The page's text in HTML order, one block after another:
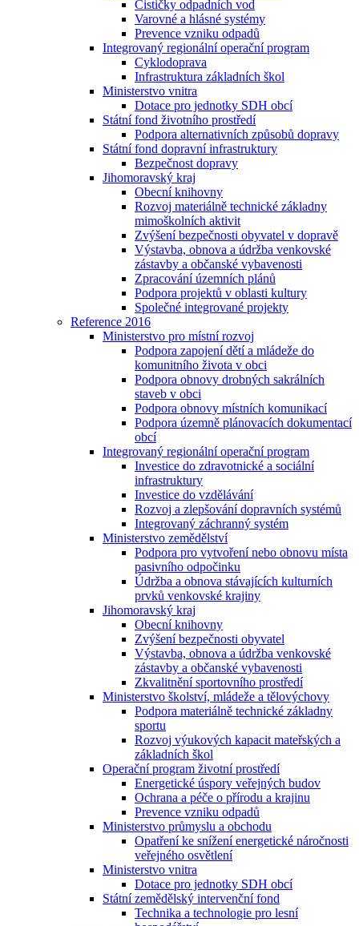
Čističky odpadních vod
Varovné a hlásné systémy
Prevence vzniku odpadů
Integrovaný regionální operační program
Cyklodoprava
Infrastruktura základních škol
Ministerstvo vnitra
Dotace pro jednotky SDH obcí
Státní fond životního prostředí
Podpora alternativních způsobů dopravy
Státní fond dopravní infrastruktury
Bezpečnost dopravy
Jihomoravský kraj
Obecní knihovny
Rozvoj materiálně technické základny
mimoškolních aktivit
Zvýšení bezpečnosti obyvatel v dopravě
Výstavba, obnova a údržba venkovské
zástavby a občanské vybavenosti
Zpracování územních plánů
Podpora projektů v oblasti kultury
Společné integrované projekty
Reference 2016
Ministerstvo pro místní rozvoj
Podpora zapojení dětí a mládeže do
komunitního života v obci
Podpora obnovy drobných sakrálních
staveb v obci
Podpora obnovy místních komunikací
Podpora územně plánovacích dokumentací
obcí
Integrovaný regionální operační program
Investice do zdravotnické a sociální
infrastruktury
Investice do vzdělávání
Rozvoj a zlepšování dopravních systémů
Integrovaný záchranný systém
Ministerstvo zemědělství
Podpora pro vytvoření nebo obnovu místa
pasivního odpočinku
Údržba a obnova stávajících kulturních
prvků venkovské krajiny
Jihomoravský kraj
Obecní knihovny
Zvýšení bezpečnosti obyvatel
Výstavba, obnova a údržba venkovské
zástavby a občanské vybavenosti
Zkvalitnění sportovního prostředí
Ministerstvo školství, mládeže a tělovýchovy
Podpora materiálně technické základny
sportu
Rozvoj výukových kapacit mateřských a
základních škol
Operační program životní prostředí
Energetické úspory veřejných budov
Ochrana a péče o přírodu a krajinu
Prevence vzniku odpadů
Ministerstvo průmyslu a obchodu
Opatření ke snížení energetické náročnosti
veřejného osvětlení
Ministerstvo vnitra
Dotace pro jednotky SDH obcí
Státní zemědělský intervenční fond
Technika a technologie pro lesní